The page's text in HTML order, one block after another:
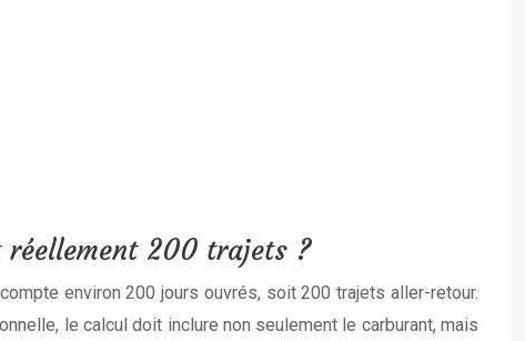
200 trajets ?
environ 200 jours ouvrés, soit 200 trajets aller-retour.
le calcul doit inclure non seulement le carburant, mais